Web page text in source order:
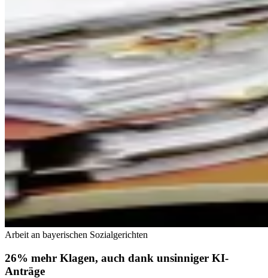
Arbeit an bayerischen Sozialgerichten
26% mehr Klagen, auch dank unsinniger KI-
Anträge